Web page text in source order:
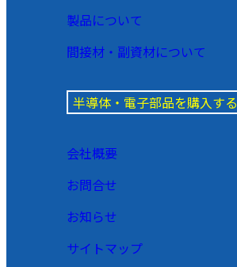
製品について
間接材・副資材について
半導体・電子部品を購入する
会社概要
お問合せ
お知らせ
サイトマップ